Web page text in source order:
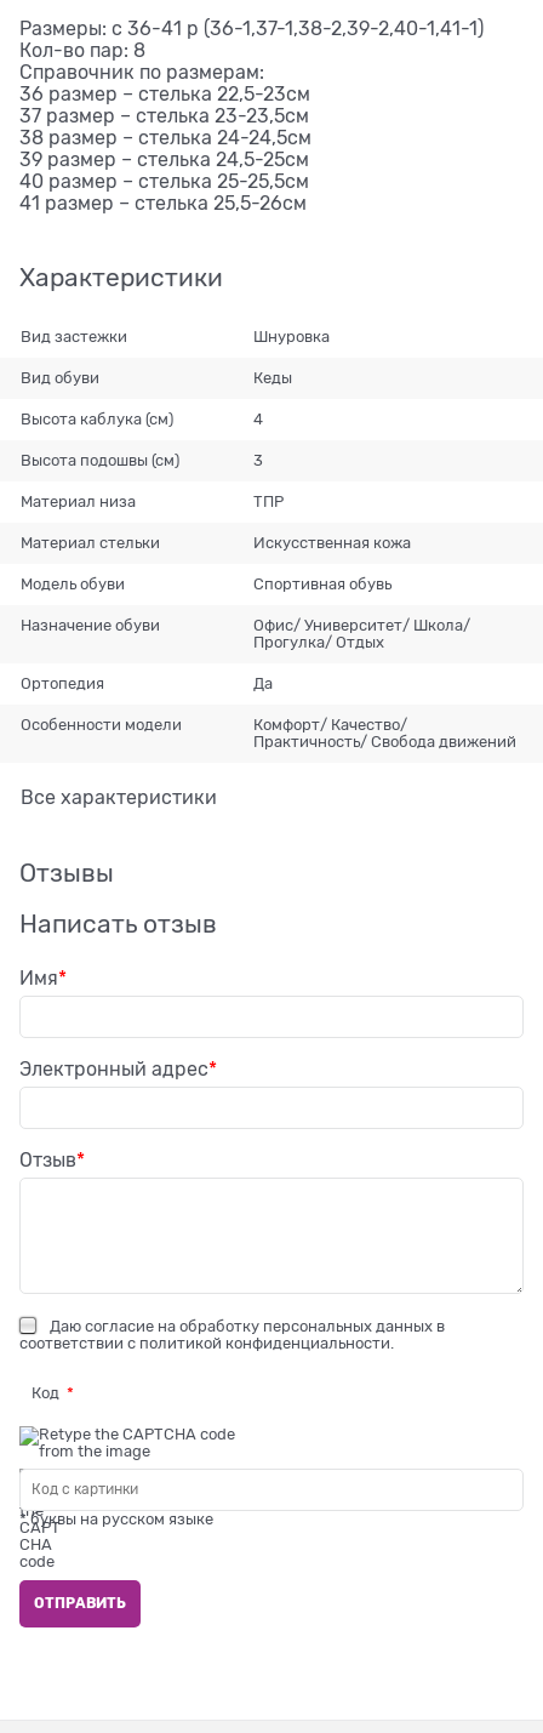
Размеры: с 36-41 р (36-1,37-1,38-2,39-2,40-1,41-1)
Кол-во пар: 8
Справочник по размерам:
36 размер – стелька 22,5-23см
37 размер – стелька 23-23,5см
38 размер – стелька 24-24,5см
39 размер – стелька 24,5-25см
40 размер – стелька 25-25,5см
41 размер – стелька 25,5-26см
Характеристики
Вид застежки Шнуровка
Вид обуви Кеды
Высота каблука (см) 4
Высота подошвы (см) 3
Материал низа ТПР
Материал стельки Искусственная кожа
Модель обуви Спортивная обувь
Назначение обуви
Офис/ Университет/ Школа/
Прогулка/ Отдых
Ортопедия Да
Особенности модели
Комфорт/ Качество/
Практичность/ Свобода движений
Все характеристики
Отзывы
Написать отзыв
Имя
Электронный адрес
Отзыв
Даю согласие на обработку персональных данных в
соответствии с политикой конфиденциальности
Код
* буквы на русском языке